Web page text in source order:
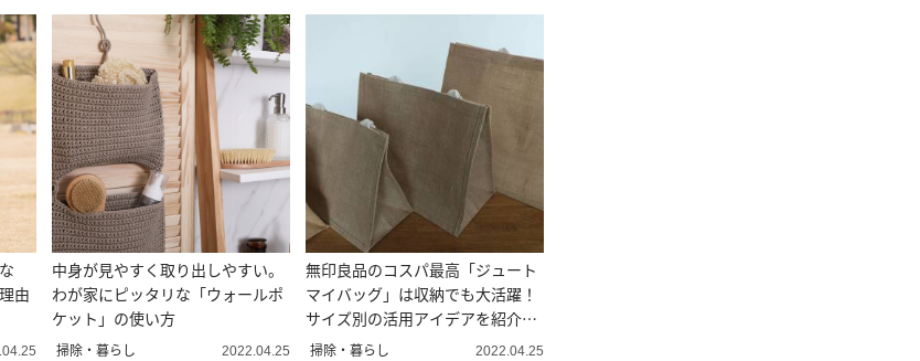
由
中身が見やすく取り出しやすい。
わが家にピッタリな「ウォールポ
ケット」の使い方
掃除・暮らし 2022.04.25
無印良品のコスパ最高「ジュート
マイバッグ」は収納でも大活躍！
サイズ別の活用アイデアを紹介＃
整理収納アドバイザーおすすめ
掃除・暮らし 2022.04.25